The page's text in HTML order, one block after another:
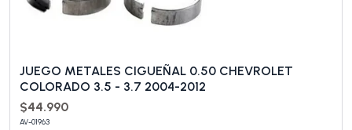
JUEGO METALES CIGUEÑAL 0.50 CHEVROLET
COLORADO 3.5 - 3.7 2004-2012
$44.990
AV-01963